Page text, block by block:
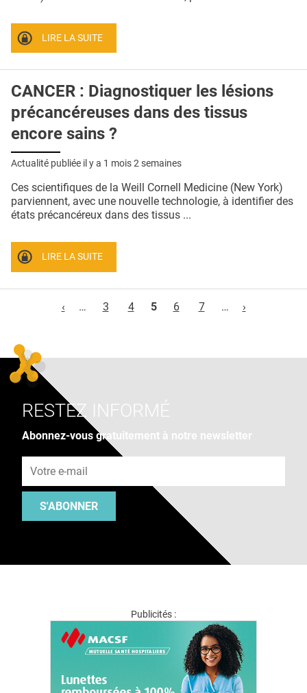
LIRE LA SUITE
CANCER : Diagnostiquer les lésions
précancéreuses dans des tissus
encore sains ?
Actualité publiée il y a 1 mois 2 semaines
Ces scientifiques de la Weill Cornell Medicine (New York)
parviennent, avec une nouvelle technologie, à identifier des
états précancéreux dans des tissus ...
LIRE LA SUITE
‹
… 3 4 5 6 7 … ›
RESTEZ INFORMÉ
Abonnez-vous gratuitement à notre newsletter
S'ABONNER
Publicités :